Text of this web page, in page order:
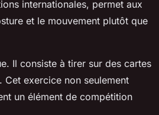
internationales, permet aux
et le mouvement plutôt que
Il consiste à tirer sur des cartes
exercice non seulement
un élément de compétition